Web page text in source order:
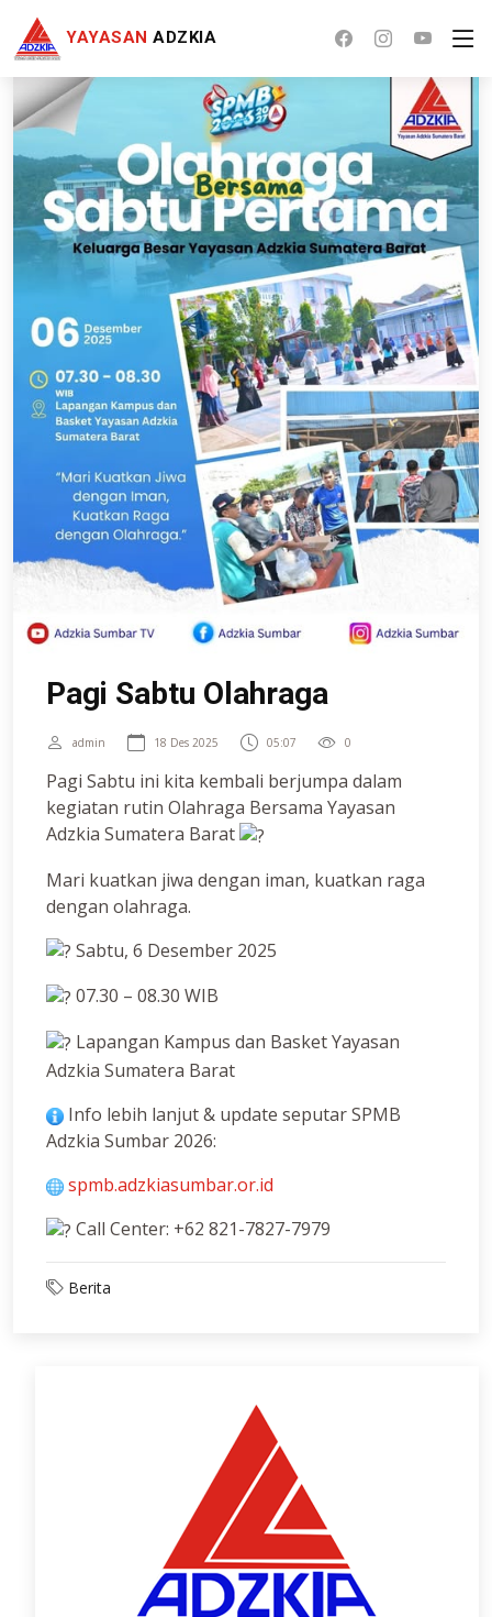
YAYASAN ADZKIA
Pagi Sabtu Olahraga
admin 18 Des 2025 05:07 0
Pagi Sabtu ini kita kembali berjumpa dalam
kegiatan rutin Olahraga Bersama Yayasan
Adzkia Sumatera Barat
Mari kuatkan jiwa dengan iman, kuatkan raga
dengan olahraga.
Sabtu, 6 Desember 2025
07.30 – 08.30 WIB
Lapangan Kampus dan Basket Yayasan
Adzkia Sumatera Barat
Info lebih lanjut & update seputar SPMB
Adzkia Sumbar 2026:
spmb.adzkiasumbar.or.id
Call Center: +62 821-7827-7979
Berita